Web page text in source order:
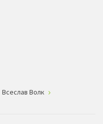
Всеслав Волк